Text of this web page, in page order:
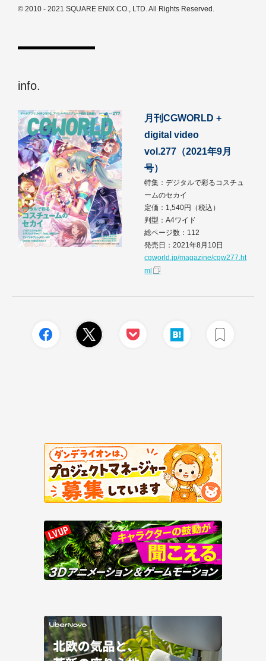
© 2010 - 2021 SQUARE ENIX CO., LTD. All Rights Reserved.
info.
月刊CGWORLD +
digital video
vol.277（2021年9月
号）
特集：デジタルで彩るコスチュ
ームのセカイ
定価：1,540円（税込）
判型：A4ワイド
総ページ数：112
発売日：2021年8月10日
cgworld.jp/magazine/cgw277.ht
ml